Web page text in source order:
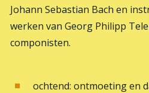
Johann Sebastian Bach en
werken van Georg Philipp
componisten.
ochtend: ontmoeting en